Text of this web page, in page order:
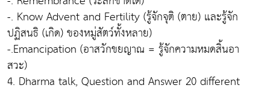
-. Know Advent and Fertility (รู้จักจุติ (ตาย) และรู้จัก
ปฏิสนธิ (เกิด) ของหมู่สัตว์ทั้งหลาย)
-.Emancipation (อาสวักขยญาณ = รู้จักความหมดสิ้นอา
สวะ)
4. Dharma talk, Question and Answer 20 different